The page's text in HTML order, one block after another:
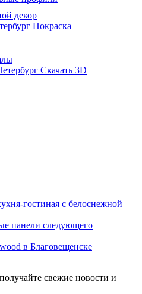
декор
Покраска
Скачать 3D
гостиная с белоснежной
панели следующего
в Благовещенске
свежие новости и